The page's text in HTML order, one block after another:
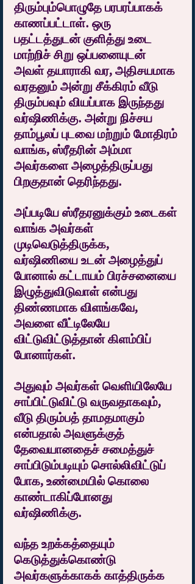
திரும்பும்பொழுதே பரபரப்பாகக்
காணப்பட்டாள். ஒரு
பதட்டத்துடன் குளித்து உடை
மாற்றிச் சிறு ஒப்பனையுடன்
அவள் தயாராகி வர, அதிசயமாக
வரதனும் அன்று சீக்கிரம் வீடு
திரும்பவும் வியப்பாக இருந்தது
வர்ஷிணிக்கு. அன்று நிச்சய
தாம்பூலப் புடவை மற்றும் மோதிரம்
வாங்க, ஸ்ரீதரின் அம்மா
அவர்களை அழைத்திருப்பது
பிறகுதான் தெரிந்தது.
அப்படியே ஸ்ரீதரனுக்கும் உடைகள்
வாங்க அவர்கள்
முடிவெடுத்திருக்க,
வர்ஷிணியை உடன் அழைத்துப்
போனால் கட்டாயம் பிரச்சனையை
இழுத்துவிடுவாள் என்பது
திண்ணமாக விளங்கவே,
அவளை வீட்டிலேயே
விட்டுவிட்டுத்தான் கிளம்பிப்
போனார்கள்.
அதுவும் அவர்கள் வெளியிலேயே
சாப்பிட்டுவிட்டு வருவதாகவும்,
வீடு திரும்பத் தாமதமாகும்
என்பதால் அவளுக்குத்
தேவையானதைச் சமைத்துச்
சாப்பிடும்படியும் சொல்லிவிட்டுப்
போக, உண்மையில் கொலை
காண்டாகிப்போனது
வர்ஷிணிக்கு.
வந்த உறக்கத்தையும்
கெடுத்துக்கொண்டு
அவர்களுக்காகக் காத்திருக்க